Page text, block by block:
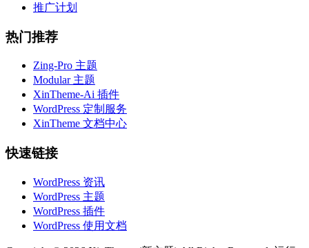
推广计划
热门推荐
Zing-Pro 主题
Modular 主题
XinTheme-Ai 插件
WordPress 定制服务
XinTheme 文档中心
快速链接
WordPress 资讯
WordPress 主题
WordPress 插件
WordPress 使用文档